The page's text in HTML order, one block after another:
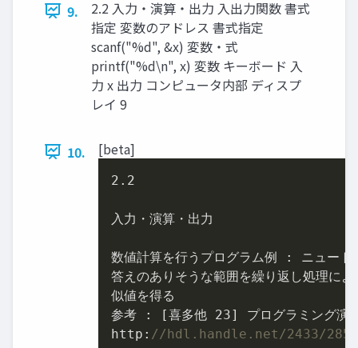
9.
2.2 入力・演算・出力 入出力関数 書式
指定 変数のアドレス 書式指定
scanf("%d", &x) 変数‧式
printf("%d\n", x) 変数 キーボード ⼊
⼒ x 出⼒ コンピュータ内部 ディスプ
レイ 9
10. [beta]
2.2
入力・演算・出力
数値計算を行うプログラム例 : ニュー
答えのありそうな範囲を繰り返し処理に
似値を得る
参考 : [喜多他 23] プログラミング
http: //hdl.handle.net/2433/